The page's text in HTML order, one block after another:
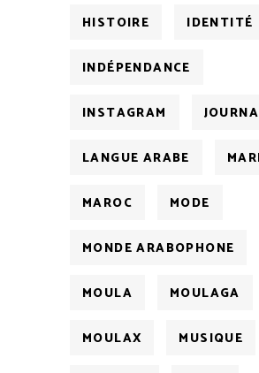
HISTOIRE IDENTITÉ
INDÉPENDANCE
INSTAGRAM
LANGUE ARABE
MAROC MODE
MONDE ARABOPHONE
MOULA MOULAGA
MOULAX MUSIQUE